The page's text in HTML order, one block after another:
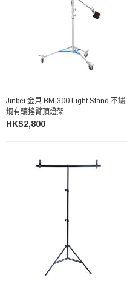
Jinbei 金貝 BM-300 Light Stand 不鏽
鋼有轆搖臂頂燈架
HK$2,800